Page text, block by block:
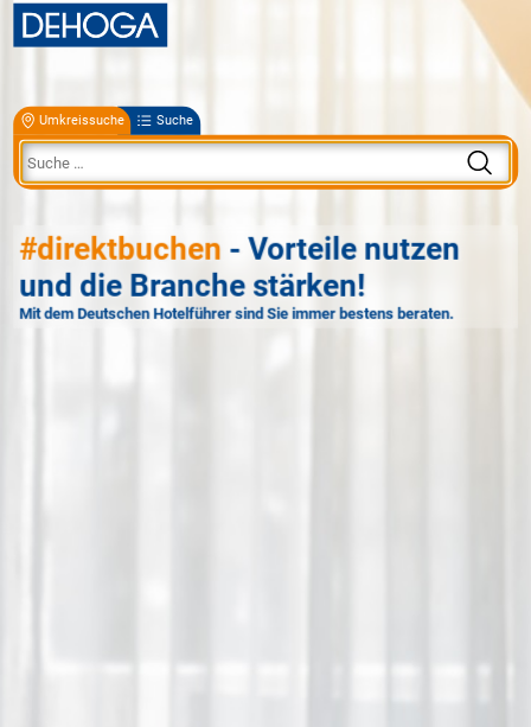
Umkreissuche Suche
#direktbuchen - Vorteile nutzen
und die Branche stärken!
Mit dem Deutschen Hotelführer sind Sie immer bestens beraten.